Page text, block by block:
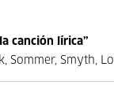
canción lírica”
Sommer, Smyth,